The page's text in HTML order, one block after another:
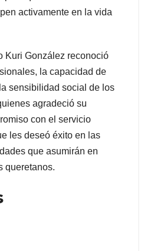
activamente en la vida
Kuri González reconoció
la capacidad de
sensibilidad social de los
agradeció su
con el servicio
les deseó éxito en las
que asumirán en
queretanos.